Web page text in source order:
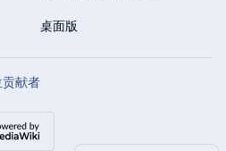
桌面版
贡献者